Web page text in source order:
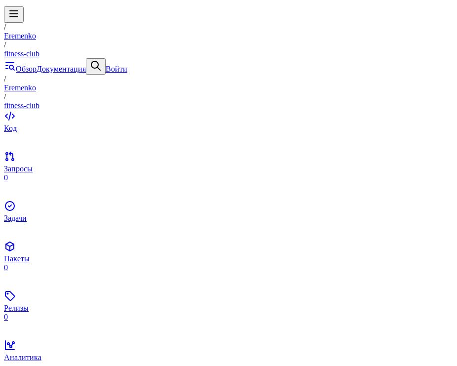
/
Eremenko
/
fitness-club
ОбзорДокументация
Войти
/
Eremenko
/
fitness-club
Код
Запросы
0
Задачи
Пакеты
0
Релизы
0
Аналитика